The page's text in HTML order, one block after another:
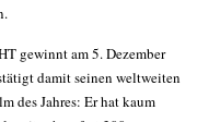
gewinnt am 5. Dezember
damit seinen weltweiten
des Jahres: Er hat kaum